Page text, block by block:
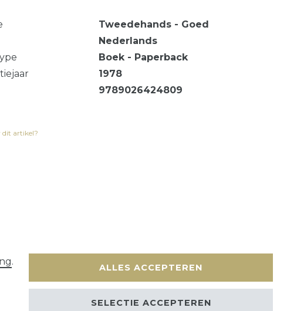
Tweedehands - Goed
Nederlands
Boek - Paperback
1978
9789026424809
dit artikel?
.
ALLES ACCEPTEREN
SELECTIE ACCEPTEREN